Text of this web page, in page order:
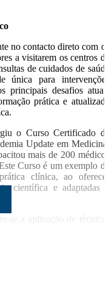
no contacto direto com os
a visitarem os centros de
de cuidados de saúde
única para intervenções
principais desafios atuais
prática e atualizada
o Curso Certificado de
Update em Medicina.
mais de 200 médicos
Curso é um exemplo de
clínica, ao oferecer
científica e adaptadas à
se a aplicação de técnicas
Este tipo de formação